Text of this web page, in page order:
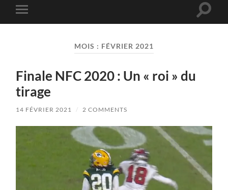
Toggle
mobile
Toggle
MOIS : FÉVRIER 2021
Finale NFC 2020 : Un « roi » du
tirage
14 FÉVRIER 2021 / 2 COMMENTS